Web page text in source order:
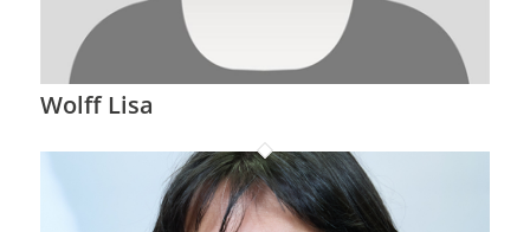
Wolff Lisa